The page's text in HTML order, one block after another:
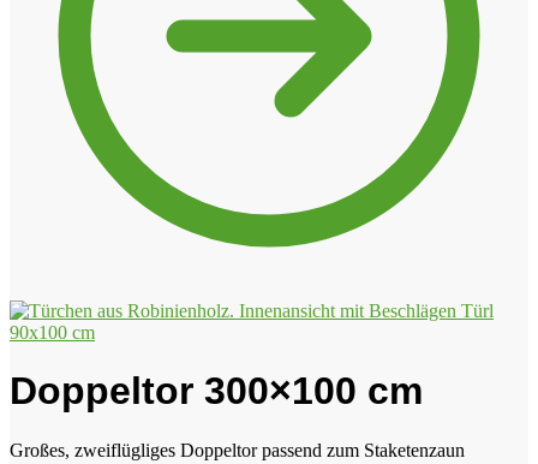
Türl
90x100 cm
Doppeltor 300×100 cm
Großes, zweiflügliges Doppeltor passend zum Staketenzaun